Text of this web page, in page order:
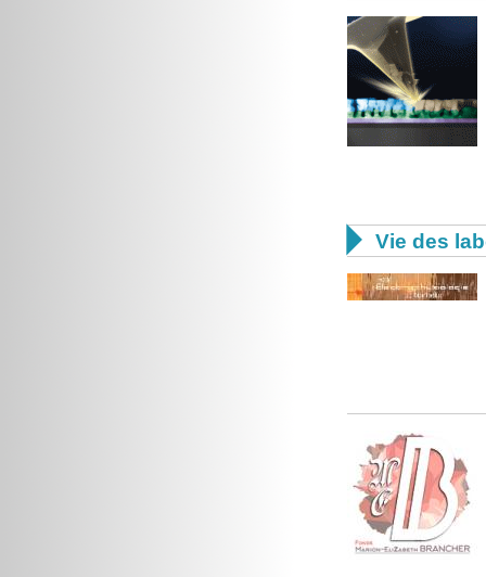
 Vie des